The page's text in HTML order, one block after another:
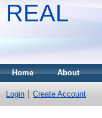
REAL
Home About
Login Create Account